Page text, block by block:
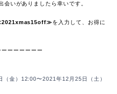
会いがありましたら幸いです。
を入力して、お得に
ーーーーーー
金）12:00〜2021年12月25日（土）